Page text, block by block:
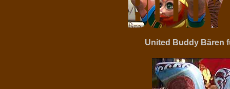
United Buddy Bären